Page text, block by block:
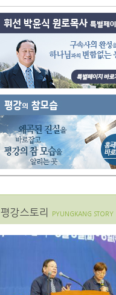
평강스토리 PYUNGKANG STORY